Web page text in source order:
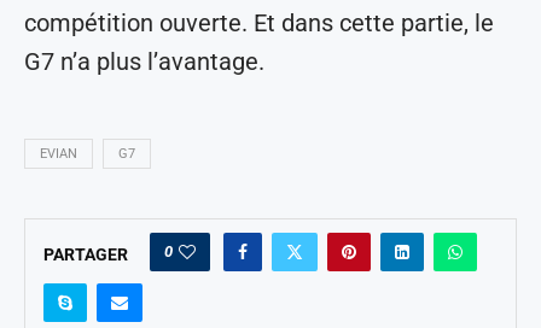
compétition ouverte. Et dans cette partie, le
G7 n’a plus l’avantage.
EVIAN G7
PARTAGER 0